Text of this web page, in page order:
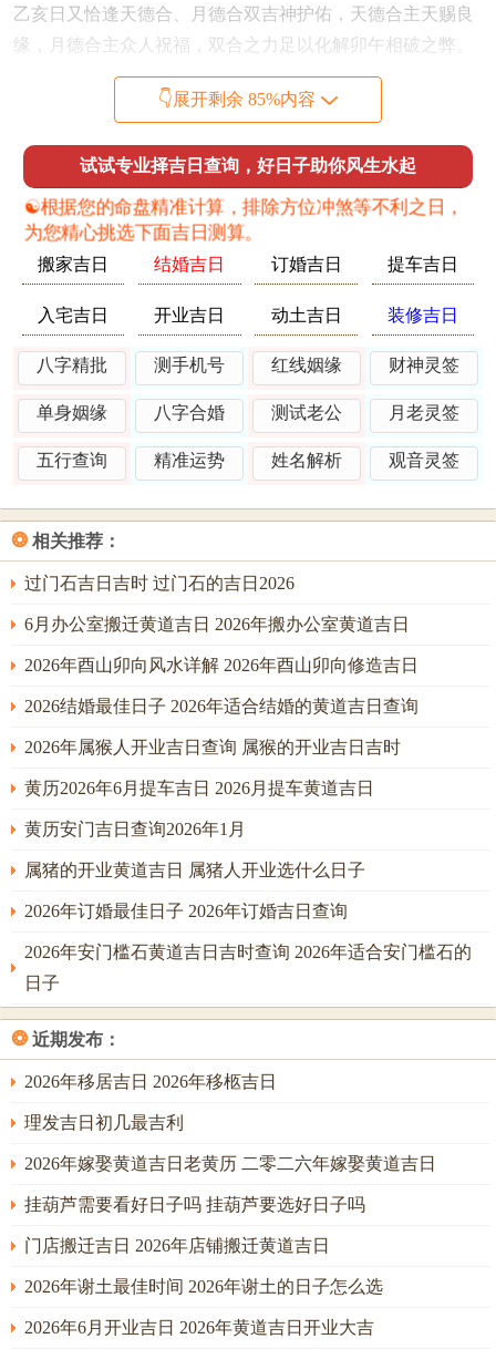
乙亥日又恰逢天德合、月德合双吉神护佑，天德合主天赐良
缘，月德合主众人祝福，双合之力足以化解卯午相破之弊。
更有命主于卯月乙亥日成婚者。须特别留意当日是否冲犯新
人属相，乙亥日冲蛇（巳），害猴（申），故属蛇、属猴之
新人慎用此日，然若新人八字中以巳火为用神，或原局有申
金被冲开反为吉象，则此日反可破而后立，催旺事业变动之
机遇。
辰月为春末，土气渐旺，火气未衰，辰为水库亦是湿土，能
收纳旺火之余气，使火不焚木，土不燥烈，是为春月中最平
稳之时段。
戊辰日、壬辰日均属上吉。戊辰日干支皆为土，得流年丙午
之火相生，形成火生土、土生金之势，此日嫁娶，主新人婚
后置产技能 强，能得祖业田宅之荫庇，然戊辰日为魁罡日，
男女双方若性格过于刚强，则易起争执，需以合婚之八字中
带有柔水调与者为宜。
壬辰日更为精妙，壬水坐辰土之上辰为水库蓄水养木，壬水
为天河之水，清凉而润泽，恰好调候丙午流年之炎燥，使整
个命局趋于中与，此日成婚，主新人感情中既有热情如火之
面，亦有冷静理智之面，刚柔并济，是难得的上等婚期。
特别要指出的是辰月之中暗藏天月二德星。即四月己巳月之
时成婚者，婚后三年内必有添丁之喜，且多为男丁，应验率
极高。
二、夏月火旺炎上择吉重在制化调候
巳午未夏季，正值丙午流年之火当令，火势炎炎，若无水
制，金泄，则易生燥烈之弊，故夏月择吉，首要之务在于调
候，即选择壬，癸、亥，子等水旺之日，或庚，辛、申，酉
等金旺之日，以水火既济，火金相成为上。
巳月为夏季首月巳火与流年午火相会。火势之旺已达极致，
此月中癸亥日一枝独秀，癸水为雨露之水，亥水为江河之
水，干支皆水，其力至纯，以纯水制旺火，正合「水火既
妙，但亦需防桃花外露，故于癸亥日成婚者，当于婚房风水
上多做布置，于正南方位放置盛水之器物，如鱼缸或净水
瓶，以引动水火既济之象，同时于卧室中摆放祥安阁九艳利
👇展开剩余 85%内容
试试专业择吉日查询，好日子助你风生水起
☯️根据您的命盘精准计算，排除方位冲煞等不利之日，
为您精心挑选下面吉日测算。
搬家吉日 结婚吉日 订婚吉日 提车吉日
入宅吉日 开业吉日 动土吉日 装修吉日
八字精批 测手机号 红线姻缘 财神灵签
单身姻缘 八字合婚 测试老公 月老灵签
五行查询 精准运势 姓名解析 观音灵签
❂ 相关推荐：
过门石吉日吉时 过门石的吉日2026
6月办公室搬迁黄道吉日 2026年搬办公室黄道吉日
2026年酉山卯向风水详解 2026年酉山卯向修造吉日
2026结婚最佳日子 2026年适合结婚的黄道吉日查询
2026年属猴人开业吉日查询 属猴的开业吉日吉时
黄历2026年6月提车吉日 2026月提车黄道吉日
黄历安门吉日查询2026年1月
属猪的开业黄道吉日 属猪人开业选什么日子
2026年订婚最佳日子 2026年订婚吉日查询
2026年安门槛石黄道吉日吉时查询 2026年适合安门槛石的
日子
❂ 近期发布：
2026年移居吉日 2026年移柩吉日
理发吉日初几最吉利
2026年嫁娶黄道吉日老黄历 二零二六年嫁娶黄道吉日
挂葫芦需要看好日子吗 挂葫芦要选好日子吗
门店搬迁吉日 2026年店铺搬迁黄道吉日
2026年谢土最佳时间 2026年谢土的日子怎么选
2026年6月开业吉日 2026年黄道吉日开业大吉